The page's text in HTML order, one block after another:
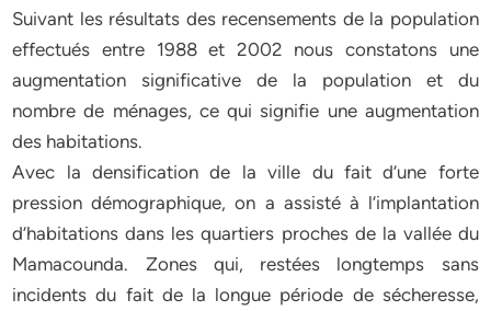
Suivant les résultats des recensements de la population
effectués entre 1988 et 2002 nous constatons une
augmentation significative de la population et du
nombre de ménages, ce qui signifie une augmentation
des habitations.
Avec la densification de la ville du fait d’une forte
pression démographique, on a assisté à l’implantation
d’habitations dans les quartiers proches de la vallée du
Mamacounda. Zones qui, restées longtemps sans
incidents du fait de la longue période de sécheresse,